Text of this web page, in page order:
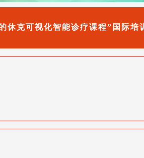
休克可视化智能诊疗课程”国际培